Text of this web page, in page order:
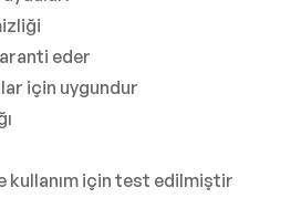
eder
için uygundur
için test edilmiştir